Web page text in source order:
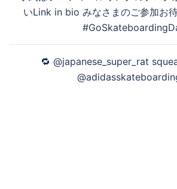
いLink in bio みなさまのご参加お
🔁 @japanese_super_rat